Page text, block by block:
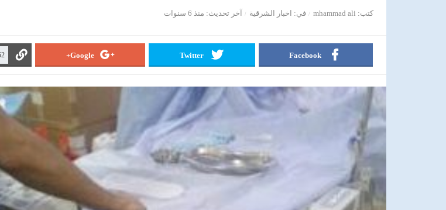
كتب mhammad ali في اخبار الشرقية آخر تحديث منذ 6 سنوات
Facebook
Twitter
Google+